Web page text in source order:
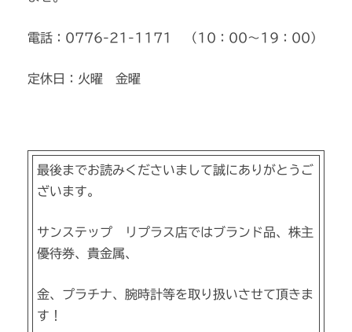
電話：0776-21-1171 （10：00～19：00）
定休日：火曜 金曜
最後までお読みくださいまして誠にありがとうご
ざいます。
サンステップ リプラス店ではブランド品、株主
優待券、貴金属、
金、プラチナ、腕時計等を取り扱いさせて頂きま
す！